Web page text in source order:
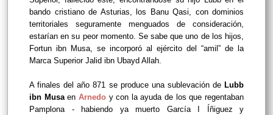
bando cristiano de Asturias, los Banu Qasi, con dominios
territoriales seguramente menguados de consideración,
estarían en su peor momento. Se sabe que uno de los hijos,
Fortun ibn Musa, se incorporó al ejército del “amil” de la
Marca Superior Jalid ibn Ubayd Allah.
A finales del año 871 se produce una sublevación de Lubb
ibn Musaen Arnedo y con la ayuda de los que regentaban
Pamplona - habiendo ya muerto García I Íñiguez y